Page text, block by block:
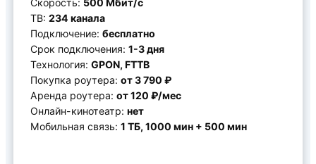
ТВ: 234 канала
Подключение: бесплатно
Срок подключения: 1-3 дня
Технология: GPON, FTTB
Покупка роутера: от 3 790 ₽
Аренда роутера: от 120 ₽/мес
Онлайн-кинотеатр: нет
Мобильная связь: 1 ТБ, 1000 мин + 500 мин